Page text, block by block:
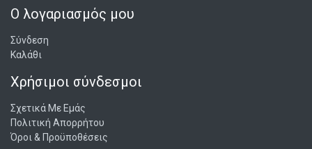
Ο λογαριασμός μου
Σύνδεση
Καλάθι
Χρήσιμοι σύνδεσμοι
Σχετικά Με Εμάς
Πολιτική Απορρήτου
Όροι & Προϋποθέσεις